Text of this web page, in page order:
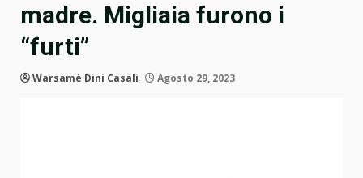
madre. Migliaia furono i
“furti”
Warsamé Dini Casali Agosto 29, 2023